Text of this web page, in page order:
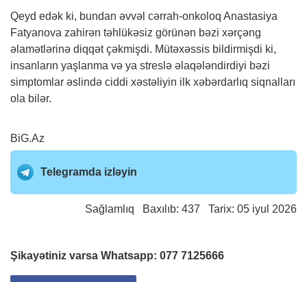
Qeyd edək ki, bundan əvvəl cərrah-onkoloq Anastasiya
Fatyanova zahirən təhlükəsiz görünən bəzi xərçəng
əlamətlərinə diqqət çəkmişdi. Mütəxəssis bildirmişdi ki,
insanların yaşlanma və ya streslə əlaqələndirdiyi bəzi
simptomlar əslində ciddi xəstəliyin ilk xəbərdarlıq siqnalları
ola bilər.
BiG.Az
Telegramda izləyin
Sağlamlıq Baxılıb: 437 Tarix: 05 iyul 2026
Şikayətiniz varsa Whatsapp: 077 7125666